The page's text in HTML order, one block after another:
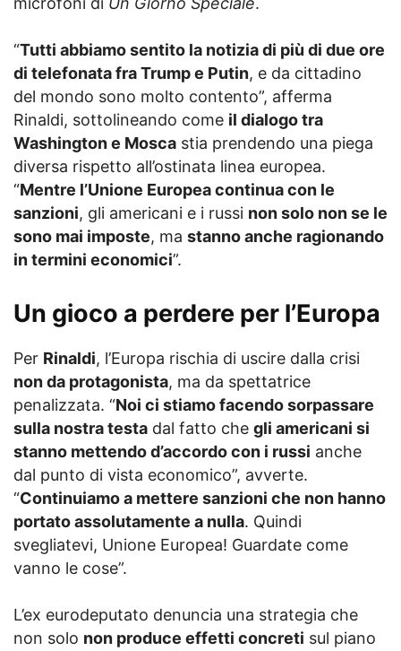
“Tutti abbiamo sentito la notizia di più di due ore
di telefonata fra Trump e Putin, e da cittadino
del mondo sono molto contento”, afferma
Rinaldi, sottolineando come il dialogo tra
Washington e Mosca stia prendendo una piega
diversa rispetto all’ostinata linea europea.
“Mentre l’Unione Europea continua con le
sanzioni, gli americani e i russi non solo non se le
sono mai imposte, ma stanno anche ragionando
in termini economici”.
Un gioco a perdere per l’Europa
Per Rinaldi, l’Europa rischia di uscire dalla crisi
non da protagonista, ma da spettatrice
penalizzata. “Noi ci stiamo facendo sorpassare
sulla nostra testa dal fatto che gli americani si
stanno mettendo d’accordo con i russi anche
dal punto di vista economico”, avverte.
“Continuiamo a mettere sanzioni che non hanno
portato assolutamente a nulla. Quindi
svegliatevi, Unione Europea! Guardate come
vanno le cose”.
L’ex eurodeputato denuncia una strategia che
non solo non produce effetti concreti sul piano